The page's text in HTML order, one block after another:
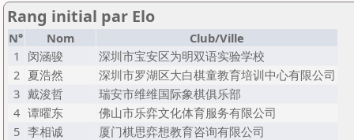
Rang initial par Elo
N° Nom
Club/Ville
1
闵涵骏
深圳市宝安区为明双语实验学校
2 夏浩然
深圳市罗湖区大白棋童教育培训中心有限公司
3 戴浚哲
瑞安市维维国际象棋俱乐部
4 谭曜东
佛山市乐弈文化体育服务有限公司
5 李相诚
厦门棋思弈想教育咨询有限公司